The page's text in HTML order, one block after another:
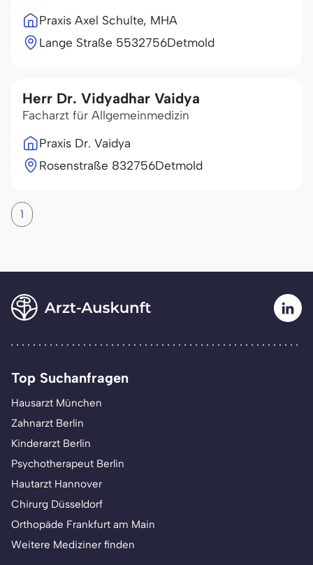
Praxis Axel Schulte, MHA
Lange Straße 5532756Detmold
Herr Dr. Vidyadhar Vaidya
Facharzt für Allgemeinmedizin
Praxis Dr. Vaidya
Rosenstraße 832756Detmold
1
Top Suchanfragen
Hausarzt München
Zahnarzt Berlin
Kinderarzt Berlin
Psychotherapeut Berlin
Hautarzt Hannover
Chirurg Düsseldorf
Orthopäde Frankfurt am Main
Weitere Mediziner finden